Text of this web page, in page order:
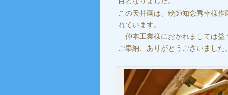
この天井画は、絵師知念秀幸様作
れています。
仲本工業様におかれましては益
ご奉納、ありがとうございました